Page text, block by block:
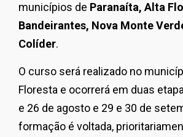
municípios de Paranaíta, Alta
Bandeirantes, Nova Monte
Colíder.
O curso será realizado no
Floresta e ocorrerá em duas
e 26 de agosto e 29 e 30 de
formação é voltada,